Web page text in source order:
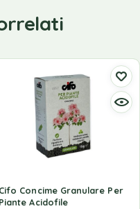
Cifo Concime Granulare Per
Piante Acidofile